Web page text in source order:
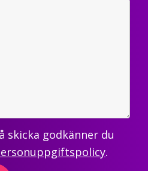
skicka godkänner du
.